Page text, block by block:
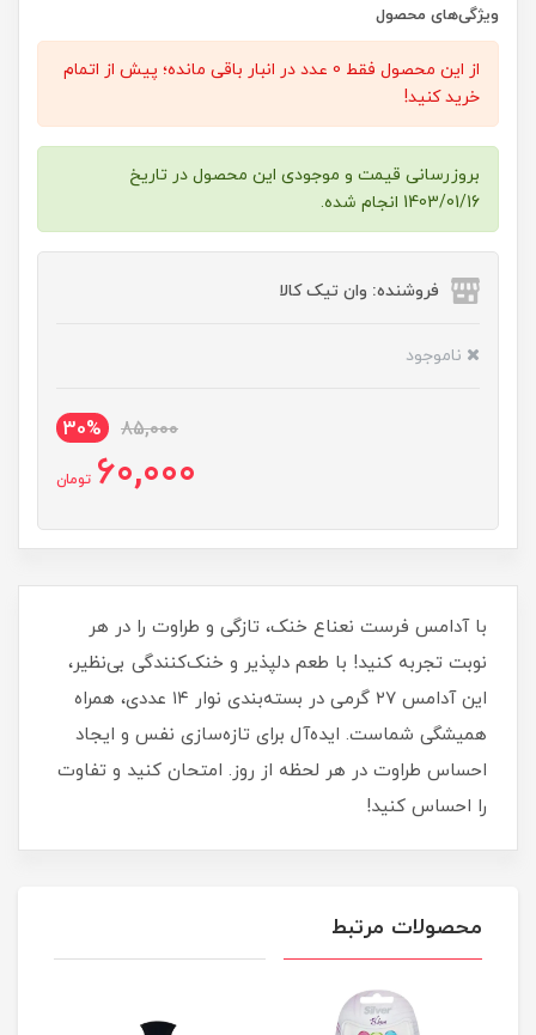
ویژگی‌های محصول
از این محصول فقط 0 عدد در انبار باقی مانده؛ پیش از اتمام
خرید کنید!
بروزرسانی قیمت و موجودی این محصول در تاریخ
1403/01/16 انجام شده.
فروشنده: وان تیک کالا
ناموجود
85,000
30%
60,000 تومان
با آدامس فرست نعناع خنک، تازگی و طراوت را در هر
نوبت تجربه کنید! با طعم دلپذیر و خنک‌کنندگی بی‌نظیر،
این آدامس ۲۷ گرمی در بسته‌بندی نوار ۱۴ عددی، همراه
همیشگی شماست. ایده‌آل برای تازه‌سازی نفس و ایجاد
احساس طراوت در هر لحظه از روز. امتحان کنید و تفاوت
را احساس کنید!
محصولات مرتبط